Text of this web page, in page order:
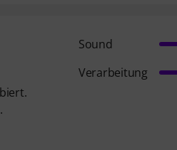
Sound
Verarbeitung